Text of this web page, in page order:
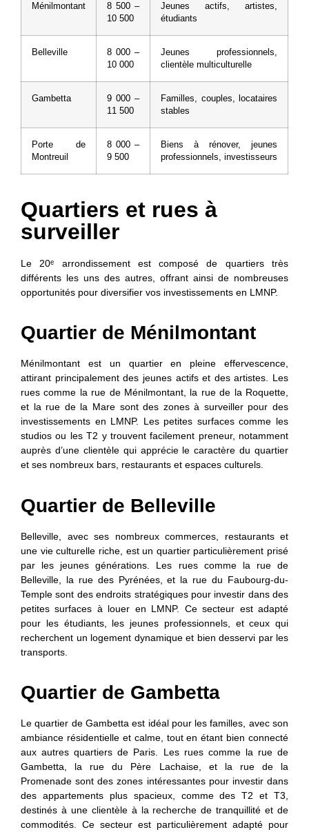
Ménilmontant
8 500 –
10 500
Jeunes actifs, artistes,
étudiants
Belleville
8 000 –
10 000
Jeunes professionnels,
clientèle multiculturelle
Gambetta
9 000 –
11 500
Familles, couples, locataires
stables
Porte de
Montreuil
8 000 –
9 500
Biens à rénover, jeunes
professionnels, investisseurs
Quartiers et rues à
surveiller
Le 20ᵉ arrondissement est composé de quartiers très
différents les uns des autres, offrant ainsi de nombreuses
opportunités pour diversifier vos investissements en LMNP.
Quartier de Ménilmontant
Ménilmontant est un quartier en pleine effervescence,
attirant principalement des jeunes actifs et des artistes. Les
rues comme la rue de Ménilmontant, la rue de la Roquette,
et la rue de la Maresont des zones à surveiller pour des
investissements en LMNP. Les petites surfaces comme les
studios ou lesT2 y trouvent facilement preneur, notamment
auprès d’une clientèle qui apprécie le caractère du quartier
et ses nombreux bars, restaurants et espaces culturels.
Quartier de Belleville
Belleville , avec ses nombreux commerces, restaurants et
une vie culturelle riche, est un quartier particulièrement prisé
par les jeunes générations. Les rues comme la rue de
Belleville , la rue des Pyrénées, et la rue du Faubourg-du-
Temple sont des endroits stratégiques pour investir dans des
petites surfaces à louer en LMNP. Ce secteur est adapté
pour les étudiants, les jeunes professionnels, et ceux qui
recherchent un logement dynamique et bien desservi par les
transports.
Quartier de Gambetta
Le quartier de Gambetta est idéal pour les familles, avec son
ambiance résidentielle et calme, tout en étant bien connecté
aux autres quartiers de Paris. Les rues comme la rue de
Gambetta, la rue du Père Lachaise, et la rue de la
Promenade sont des zones intéressantes pour investir dans
des appartements plus spacieux, comme des T2 et T3,
destinés à une clientèle à la recherche de tranquillité et de
commodités. Ce secteur est particulièrement adapté pour